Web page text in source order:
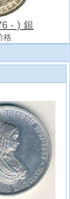
- ) 銀
格